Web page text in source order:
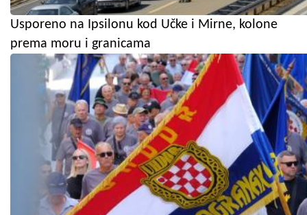
Usporeno na Ipsilonu kod Učke i Mirne, kolone
prema moru i granicama